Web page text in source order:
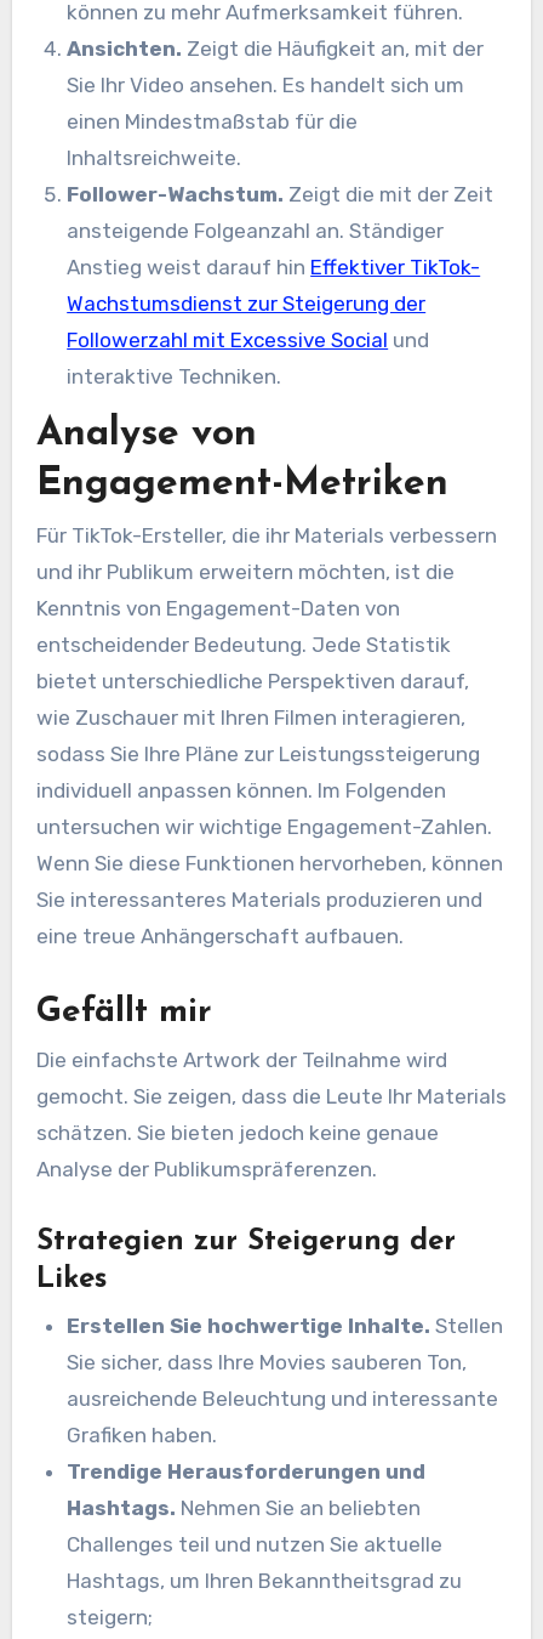
können zu mehr Aufmerksamkeit führen.
Ansichten. Zeigt die Häufigkeit an, mit der
Sie Ihr Video ansehen. Es handelt sich um
einen Mindestmaßstab für die
Inhaltsreichweite.
Follower-Wachstum. Zeigt die mit der Zeit
ansteigende Folgeanzahl an. Ständiger
Anstieg weist darauf hin Effektiver TikTok-
Wachstumsdienst zur Steigerung der
Followerzahl mit Excessive Social und
interaktive Techniken.
Analyse von
Engagement-Metriken
Für TikTok-Ersteller, die ihr Materials verbessern
und ihr Publikum erweitern möchten, ist die
Kenntnis von Engagement-Daten von
entscheidender Bedeutung. Jede Statistik
bietet unterschiedliche Perspektiven darauf,
wie Zuschauer mit Ihren Filmen interagieren,
sodass Sie Ihre Pläne zur Leistungssteigerung
individuell anpassen können. Im Folgenden
untersuchen wir wichtige Engagement-Zahlen.
Wenn Sie diese Funktionen hervorheben, können
Sie interessanteres Materials produzieren und
eine treue Anhängerschaft aufbauen.
Gefällt mir
Die einfachste Artwork der Teilnahme wird
gemocht. Sie zeigen, dass die Leute Ihr Materials
schätzen. Sie bieten jedoch keine genaue
Analyse der Publikumspräferenzen.
Strategien zur Steigerung der
Likes
Erstellen Sie hochwertige Inhalte.Stellen
Sie sicher, dass Ihre Movies sauberen Ton,
ausreichende Beleuchtung und interessante
Grafiken haben.
Trendige Herausforderungen und
Hashtags. Nehmen Sie an beliebten
Challenges teil und nutzen Sie aktuelle
Hashtags, um Ihren Bekanntheitsgrad zu
steigern;